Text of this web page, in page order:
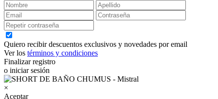
Quiero recibir descuentos exclusivos y novedades por email
Ver los términos y condiciones
Finalizar registro
o iniciar sesión
×
Aceptar